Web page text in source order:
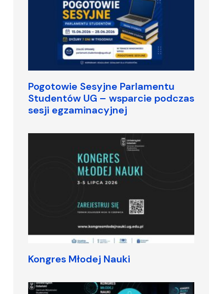
Pogotowie Sesyjne Parlamentu
Studentów UG – wsparcie podczas
sesji egzaminacyjnej
Kongres Młodej Nauki